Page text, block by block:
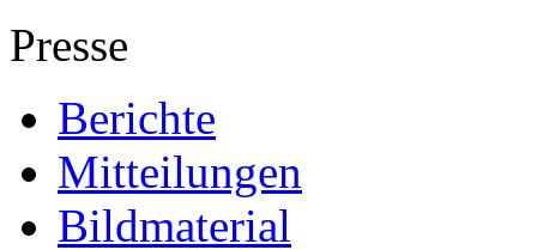
Presse
Berichte
Mitteilungen
Bildmaterial